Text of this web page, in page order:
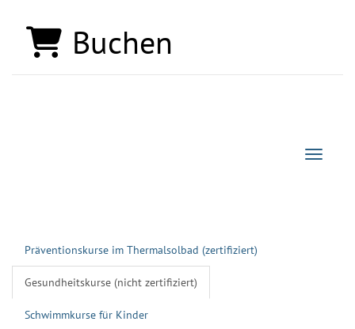
Buchen
Präventionskurse im Thermalsolbad (zertifiziert)
Gesundheitskurse (nicht zertifiziert)
Schwimmkurse für Kinder